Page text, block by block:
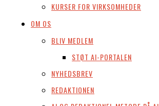
KURSER FOR VIRKSOMHEDER
OM OS
BLIV MEDLEM
STØT AI-PORTALEN
NYHEDSBREV
REDAKTIONEN